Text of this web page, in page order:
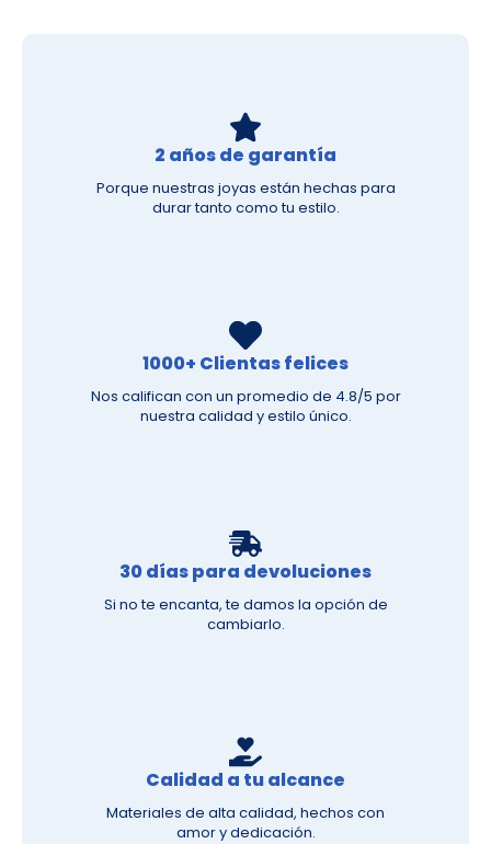
2 años de garantía
Porque nuestras joyas están hechas para
durar tanto como tu estilo.
1000+ Clientas felices
Nos califican con un promedio de 4.8/5 por
nuestra calidad y estilo único.
30 días para devoluciones
Si no te encanta, te damos la opción de
cambiarlo.
Calidad a tu alcance
Materiales de alta calidad, hechos con
amor y dedicación.